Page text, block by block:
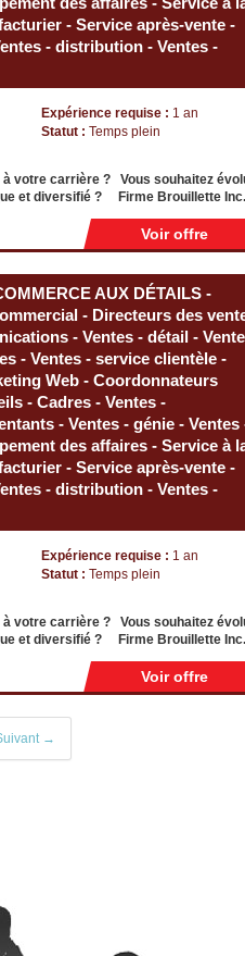
- Service après-vente -
- distribution - Ventes -
Expérience requise : 1 an
Statut : Temps plein
à votre carrière ? Vous souhaitez
et diversifié ? Firme Brouillette
Voir offre
AUX DÉTAILS -
- Directeurs des
- Ventes - détail -
- Ventes - service clientèle -
Web - Coordonnateurs
- Cadres - Ventes -
- Ventes - génie - Ventes
des affaires - Service à
- Service après-vente -
- distribution - Ventes -
Expérience requise : 1 an
Statut : Temps plein
à votre carrière ? Vous souhaitez
et diversifié ? Firme Brouillette
Voir offre
→